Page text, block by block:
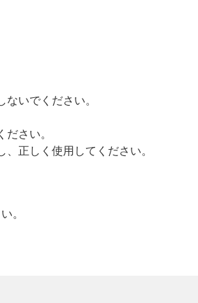
いでください。
さい。
正しく使用してください。
。